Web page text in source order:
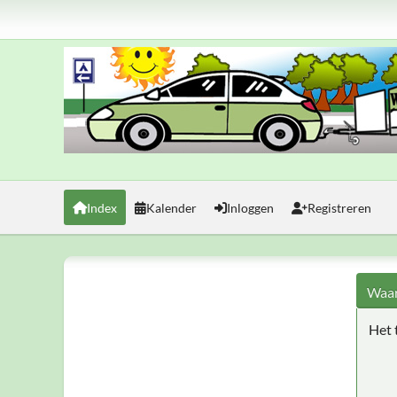
Index Kalender Inloggen Registreren
Het